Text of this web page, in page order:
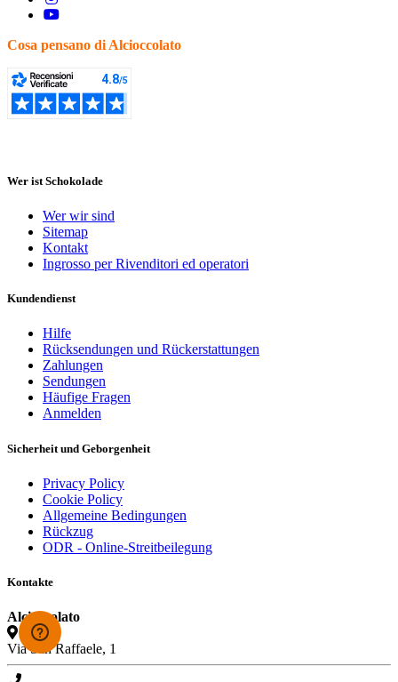
Cosa pensano di Alcioccolato
Wer ist Schokolade
Wer wir sind
Sitemap
Kontakt
Ingrosso per Rivenditori ed operatori
Kundendienst
Hilfe
Rücksendungen und Rückerstattungen
Zahlungen
Sendungen
Häufige Fragen
Anmelden
Sicherheit und Geborgenheit
Privacy Policy
Cookie Policy
Allgemeine Bedingungen
Rückzug
ODR - Online-Streitbeilegung
Kontakte
Alcioccolato
Via San Raffaele, 1